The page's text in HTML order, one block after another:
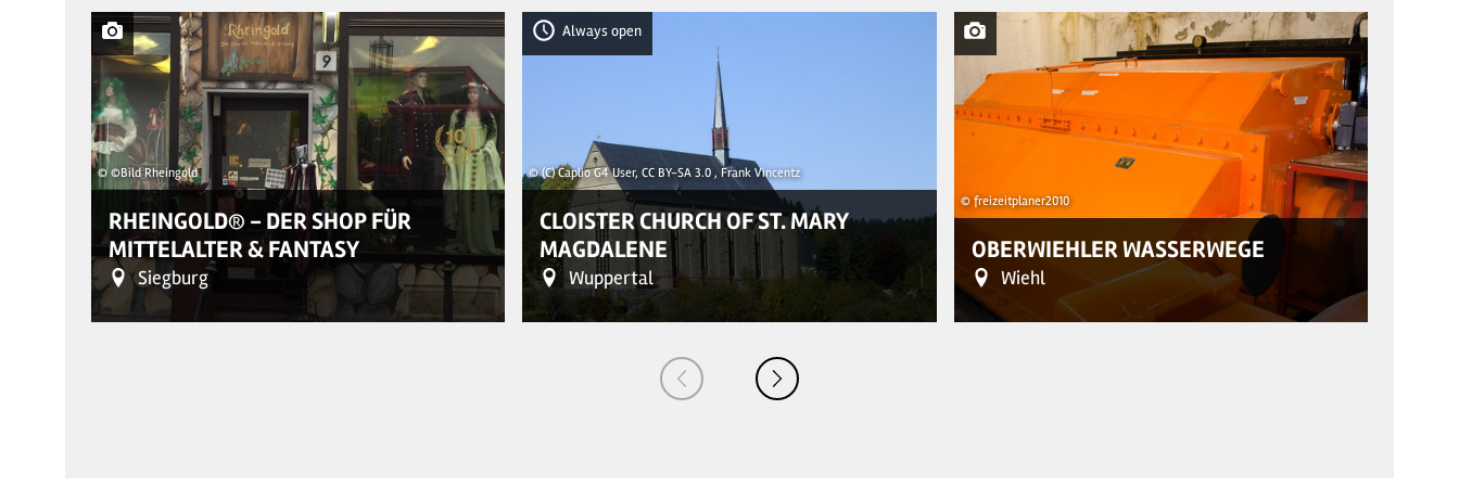
© ©Bild Rheingold
RHEINGOLD® - DER SHOP FÜR
MITTELALTER & FANTASY
Siegburg
Always open
© (C) Caplio G4 User, CC BY-SA 3.0 , Frank Vincentz
CLOISTER CHURCH OF ST. MARY
MAGDALENE
Wuppertal
© freizeitplaner2010
OBERWIEHLER WASSERWEGE
Wiehl